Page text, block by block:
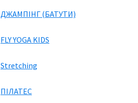
ДЖАМПІНГ (БАТУТИ)
FLY YOGA KIDS
Stretching
ПІЛАТЕС